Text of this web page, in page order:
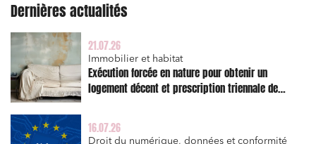
Dernières actualités
21.07.26
Immobilier et habitat
Exécution forcée en nature pour obtenir un
logement décent et prescription triennale de
16.07.26
Droit du numérique, données et conformité
Relations commerciales et contrats
Associations et acteurs de l’économie sociale et
solidaire
Media et édition
Immobilier et habitat